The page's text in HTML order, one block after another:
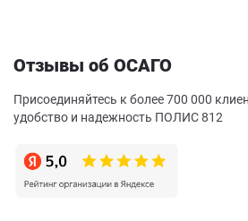
Отзывы об ОСАГО
Присоединяйтесь к более 700 000
удобство и надежность ПОЛИС 812